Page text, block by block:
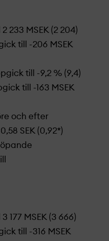
233 MSEK (2 204)
till -206 MSEK
till -9,2 % (9,4)
till -163 MSEK
och efter
SEK (0,92*)
MSEK (3 666)
till -316 MSEK